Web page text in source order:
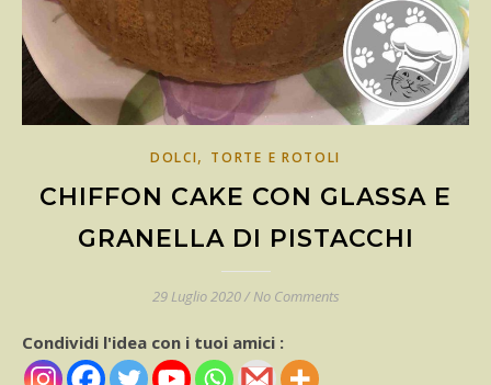
DOLCI, TORTE E ROTOLI
CHIFFON CAKE CON GLASSA E
GRANELLA DI PISTACCHI
29 Luglio 2020/ No Comments
Condividi l'idea con i tuoi amici :